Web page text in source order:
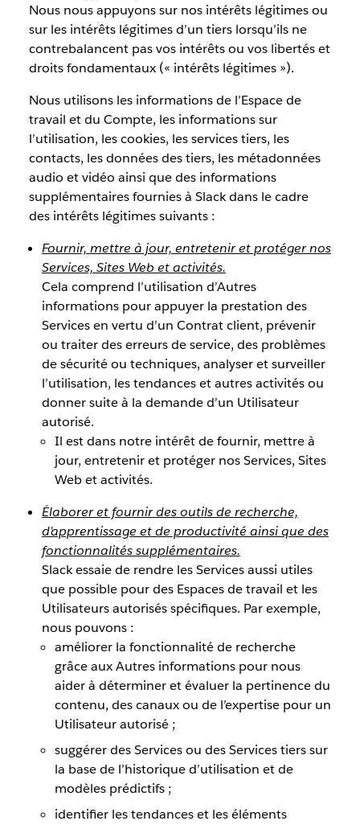
Nous nous appuyons sur nos intérêts légitimes ou
sur les intérêts légitimes d’un tiers lorsqu’ils ne
contrebalancent pas vos intérêts ou vos libertés et
droits fondamentaux (« intérêts légitimes »).
Nous utilisons les informations de l’Espace de
travail et du Compte, les informations sur
l’utilisation, les cookies, les services tiers, les
contacts, les données des tiers, les métadonnées
audio et vidéo ainsi que des informations
supplémentaires fournies à Slack dans le cadre
des intérêts légitimes suivants :
Fournir, mettre à jour, entretenir et protéger nos
Services, Sites Web et activités.
Cela comprend l’utilisation d’Autres
informations pour appuyer la prestation des
Services en vertu d’un Contrat client, prévenir
ou traiter des erreurs de service, des problèmes
de sécurité ou techniques, analyser et surveiller
l’utilisation, les tendances et autres activités ou
donner suite à la demande d’un Utilisateur
autorisé.
Il est dans notre intérêt de fournir, mettre à
jour, entretenir et protéger nos Services, Sites
Web et activités.
Élaborer et fournir des outils de recherche,
d’apprentissage et de productivité ainsi que des
fonctionnalités supplémentaires.
Slack essaie de rendre les Services aussi utiles
que possible pour des Espaces de travail et les
Utilisateurs autorisés spécifiques. Par exemple,
nous pouvons :
améliorer la fonctionnalité de recherche
grâce aux Autres informations pour nous
aider à déterminer et évaluer la pertinence du
contenu, des canaux ou de l’expertise pour un
Utilisateur autorisé ;
suggérer des Services ou des Services tiers sur
la base de l’historique d’utilisation et de
modèles prédictifs ;
identifier les tendances et les éléments